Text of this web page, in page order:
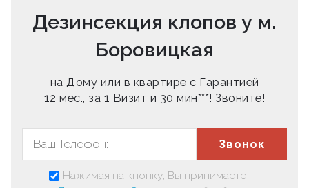
Дезинсекция клопов у м.
Боровицкая
на Дому или в квартире с Гарантией
12 мес., за 1 Визит и 30 мин***! Звоните!
Звонок
Нажимая на кнопку, Вы принимаете